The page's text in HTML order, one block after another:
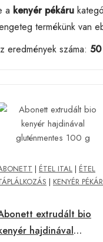
a kenyér pékáru
termékünk van
eredmények száma: 50
| ÉTEL ITAL | ÉTEL
| KENYÉR
extrudált bio
hajdinával